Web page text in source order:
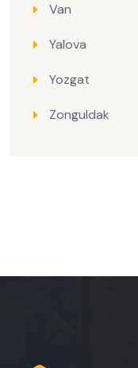
Van
Yalova
Yozgat
Zonguldak